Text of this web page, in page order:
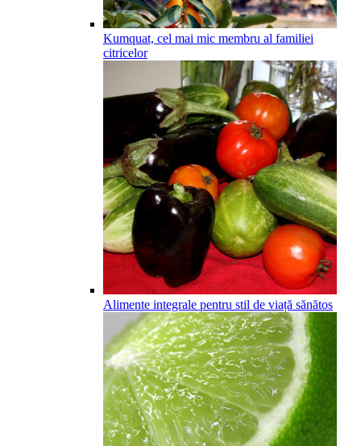
Kumquat, cel mai mic membru al familiei
citricelor
Alimente integrale pentru stil de viață sănătos